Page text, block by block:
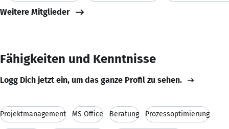
Weitere Mitglieder
Fähigkeiten und Kenntnisse
Logg Dich jetzt ein, um das ganze Profil zu sehen.
Projektmanagement MS Office Beratung Prozessoptimierung